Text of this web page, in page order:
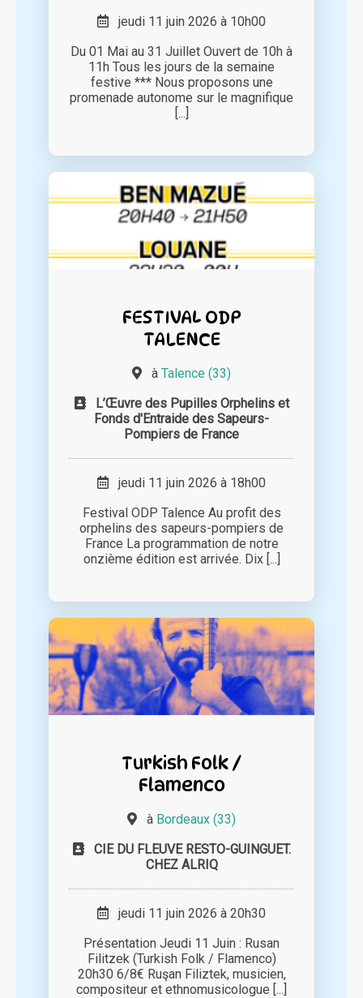
jeudi 11 juin 2026 à 10h00
Du 01 Mai au 31 Juillet Ouvert de 10h à
11h Tous les jours de la semaine
festive *** Nous proposons une
promenade autonome sur le magnifique
[...]
FESTIVAL ODP
TALENCE
à Talence (33)
L’Œuvre des Pupilles Orphelins et
Fonds d'Entraide des Sapeurs-
Pompiers de France
jeudi 11 juin 2026 à 18h00
Festival ODP Talence Au profit des
orphelins des sapeurs-pompiers de
France La programmation de notre
onzième édition est arrivée. Dix [...]
Turkish Folk /
Flamenco
à Bordeaux (33)
CIE DU FLEUVE RESTO-GUINGUET.
CHEZ ALRIQ
jeudi 11 juin 2026 à 20h30
Présentation Jeudi 11 Juin : Rusan
Filitzek (Turkish Folk / Flamenco)
20h30 6/8€ Ruşan Filiztek, musicien,
compositeur et ethnomusicologue [...]